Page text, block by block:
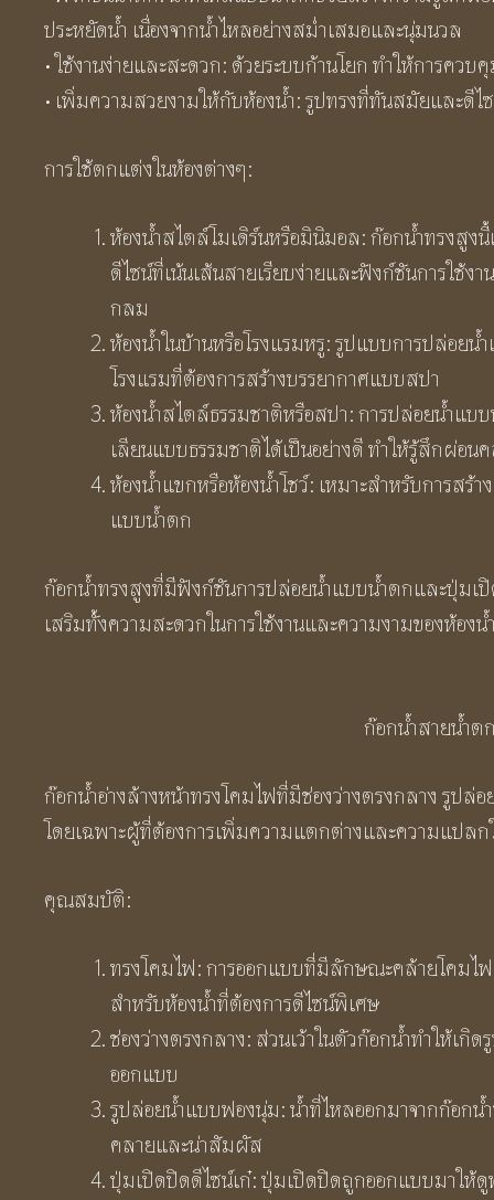
ประหยัดน้ำ เนื่องจากน้ำไหลอย่างสม่ำเสมอและนุ่มนวล
• ใช้งานง่ายและสะดวก: ด้วยระบบก้านโยก ทำให้การคว
• เพิ่มความสวยงามให้กับห้องน้ำ: รูปทรงที่ทันสมัยและดีไ
การใช้ตกแต่งในห้องต่างๆ:
ห้องน้ำสไตล์โมเดิร์นหรือมินิมอล: ก๊อกน้ำทรงสูง
ดีไซน์ที่เน้นเส้นสายเรียบง่ายและฟังก์ชันการใช้
กลม
ห้องน้ำในบ้านหรือโรงแรมหรู: รูปแบบการปล่อย
โรงแรมที่ต้องการสร้างบรรยากาศแบบสปา
ห้องน้ำสไตล์ธรรมชาติหรือสปา: การปล่อยน้ำแบ
เลียนแบบธรรมชาติได้เป็นอย่างดี ทำให้รู้สึกผ่อน
ห้องน้ำแขกหรือห้องน้ำโชว์: เหมาะสำหรับการส
แบบน้ำตก
ก๊อกน้ำทรงสูงที่มีฟังก์ชันการปล่อยน้ำแบบน้ำตกและปุ่มเ
เสริมทั้งความสะดวกในการใช้งานและความงามของห้อง
ก๊อกน้ำสายน้ำต
ก๊อกน้ำอ่างล้างหน้าทรงโคมไฟที่มีช่องว่างตรงกลาง รูป
โดยเฉพาะผู้ที่ต้องการเพิ่มความแตกต่างและความแปล
คุณสมบัติ:
ทรงโคมไฟ: การออกแบบที่มีลักษณะคล้ายโคมไฟ
สำหรับห้องน้ำที่ต้องการดีไซน์พิเศษ
ช่องว่างตรงกลาง: ส่วนเว้าในตัวก๊อกน้ำทำให้เกิ
ออกแบบ
รูปล่อยน้ำแบบฟองนุ่ม: น้ำที่ไหลออกมาจากก๊อกน้
คลายและน่าสัมผัส
ปุ่มเปิดปิดดีไซน์เก๋: ปุ่มเปิดปิดถูกออกแบบมาให้